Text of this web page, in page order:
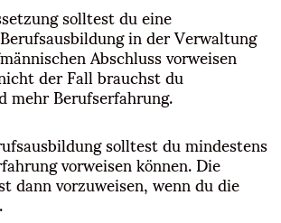
solltest du einein der Verwaltung
Abschluss vorweisen
der Fall brauchst du
mehr Berufserfahrung.
solltest du mindestens
vorweisen können. Die
dann vorzuweisen, wenn du die